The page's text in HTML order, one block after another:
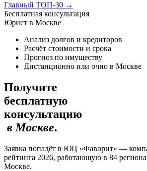
Главный ТОП-30 →
Бесплатная консультация
Юрист в Москве
Анализ долгов и кредиторов
Расчёт стоимости и срока
Прогноз по имуществу
Дистанционно или очно в Москве
Получите
бесплатную
консультацию
в Москве.
Заявка попадёт в ЮЦ «Фаворит» —
рейтинга 2026, работающую в 84
Москве.